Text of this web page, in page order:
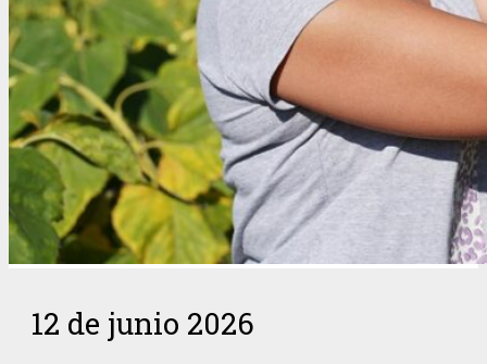
12 de junio 2026